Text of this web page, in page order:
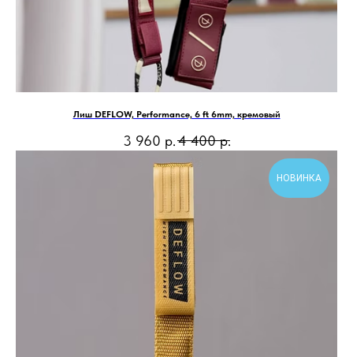
Лиш DEFLOW, Performance, 6 ft 6mm, кремовый
3 960 р.4 400 р.
НОВИНКА